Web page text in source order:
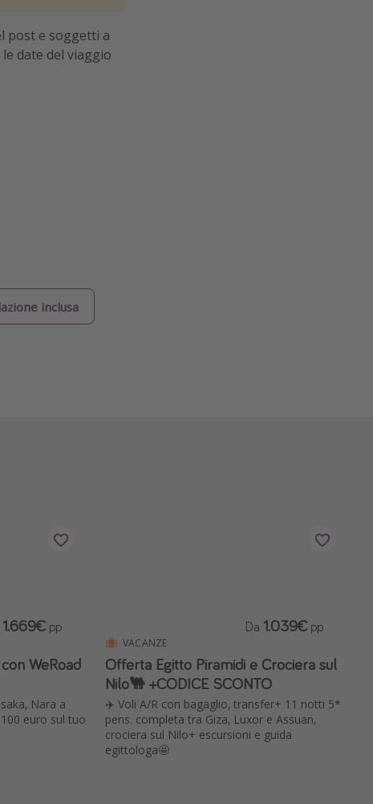
post e soggetti a
date del viaggio
inclusa
WeRoad
Nara a
euro sul tuo
1.669€ pp
VACANZE
Offerta Egitto Piramidi e Crociera sul
Nilo🐫 +CODICE SCONTO
✈️ Voli A/R con bagaglio, transfer+ 11 notti 5*
pens. completa tra Giza, Luxor e Assuan,
crociera sul Nilo+ escursioni e guida
egittologa🤩
Da 1.039€ pp